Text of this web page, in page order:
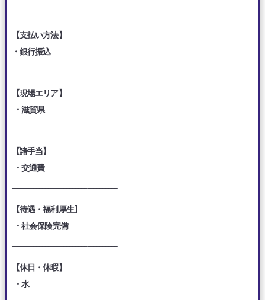
【支払い方法】
・銀行振込
【現場エリア】
・滋賀県
【諸手当】
・交通費
【待遇・福利厚生】
・社会保険完備
【休日・休暇】
・水